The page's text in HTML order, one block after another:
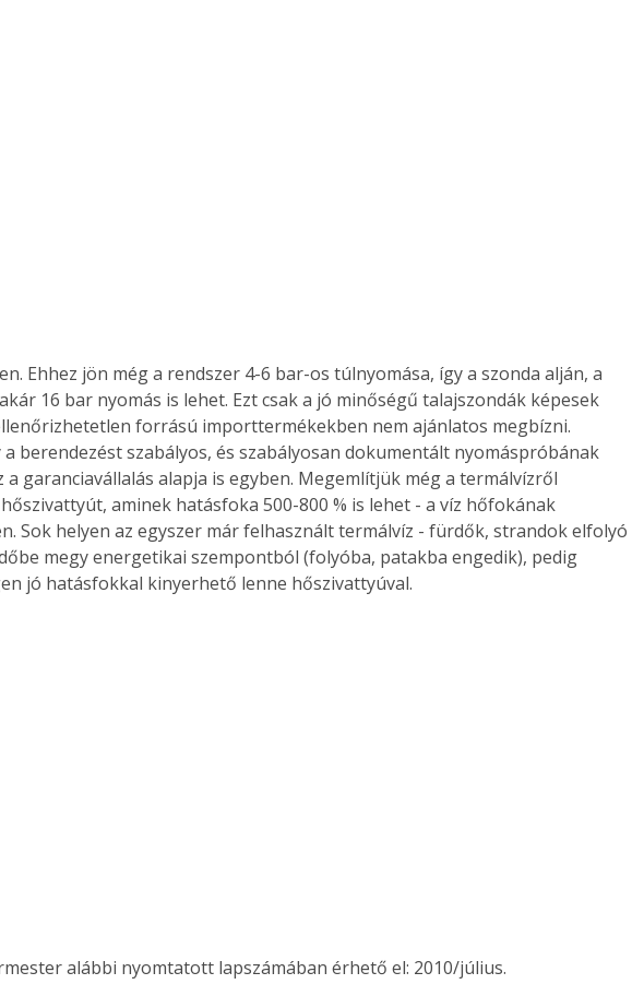
természet kincsei az
Ehhez jön még a rendszer 4-6 bar-os túlnyomása, így a szonda alján, a
16 bar nyomás is lehet. Ezt csak a jó minőségű talajszondák képesek
forrású importtermékekben nem ajánlatos megbízni.
a berendezést szabályos, és szabályosan dokumentált nyomáspróbának
a garanciavállalás alapja is egyben. Megemlítjük még a termálvízről
aminek hatásfoka 500-800 % is lehet - a víz hőfokának
Sok helyen az egyszer már felhasznált termálvíz - fürdők, strandok elfolyó
megy energetikai szempontból (folyóba, patakba engedik), pedig
jó hatásfokkal kinyerhető lenne hőszivattyúval.
alábbi nyomtatott lapszámában érhető el: 2010/július.